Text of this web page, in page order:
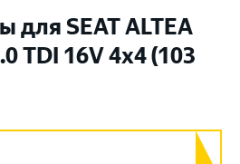
для SEAT ALTEA
TDI 16V 4x4 (103